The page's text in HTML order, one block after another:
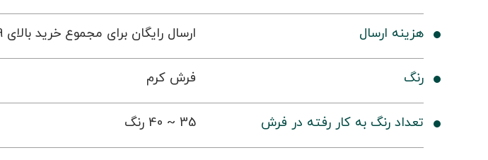
هزینه ارسال ارسال رایگان برای مجموع خرید بالای 9 متر
رنگ فرش کرم
تعداد رنگ به کار رفته در فرش 35 ~ 40 رنگ